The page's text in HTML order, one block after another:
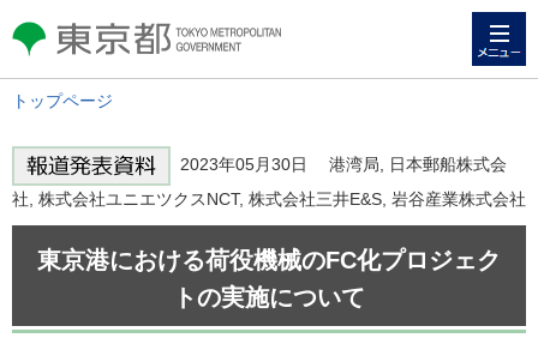
東京都 TOKYO METROPOLITAN
GOVERNMENT
トップページ
2023年05月30日 港湾局, 日本郵船株式会
社, 株式会社ユニエツクスNCT, 株式会社三井E&S, 岩谷産業株式会社
東京港における荷役機械のFC化プロジェク
トの実施について